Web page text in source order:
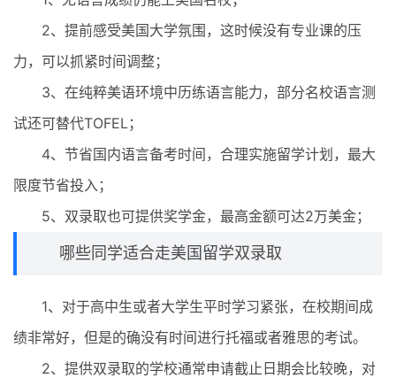
2、提前感受美国大学氛围，这时候没有专业课的压
力，可以抓紧时间调整；
3、在纯粹美语环境中历练语言能力，部分名校语言测
试还可替代TOFEL；
4、节省国内语言备考时间，合理实施留学计划，最大
限度节省投入；
5、双录取也可提供奖学金，最高金额可达2万美金；
哪些同学适合走美国留学双录取
1、对于高中生或者大学生平时学习紧张，在校期间成
绩非常好，但是的确没有时间进行托福或者雅思的考试。
2、提供双录取的学校通常申请截止日期会比较晚，对